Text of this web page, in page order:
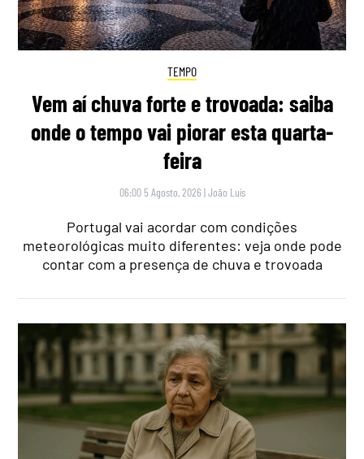
TEMPO
Vem aí chuva forte e trovoada: saiba
onde o tempo vai piorar esta quarta-
feira
06:00 5 Agosto, 2026 |João Luís
Portugal vai acordar com condições
meteorológicas muito diferentes: veja onde pode
contar com a presença de chuva e trovoada